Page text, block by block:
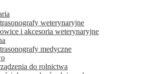
weterynaryjne
i akcesoria weterynaryjne
medyczne
do rolnictwa